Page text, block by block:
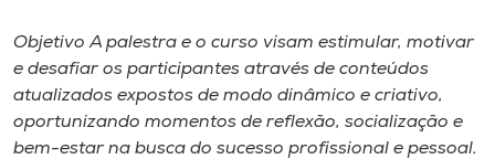
Portal de Ensino
A
Unoesc
Objetivo A palestra e o curso visam estimular, motivar
e desafiar os participantes através de conteúdos
atualizados expostos de modo dinâmico e criativo,
oportunizando momentos de reflexão, socialização e
bem-estar na busca do sucesso profissional e pessoal.